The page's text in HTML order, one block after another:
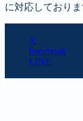
に対応しておりま
X
Facebook
LINE